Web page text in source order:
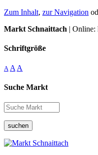
Zum Inhalt, zur Navigation
Markt Schnaittach | Online:
Schriftgröße
A A A
Suche Markt
suchen